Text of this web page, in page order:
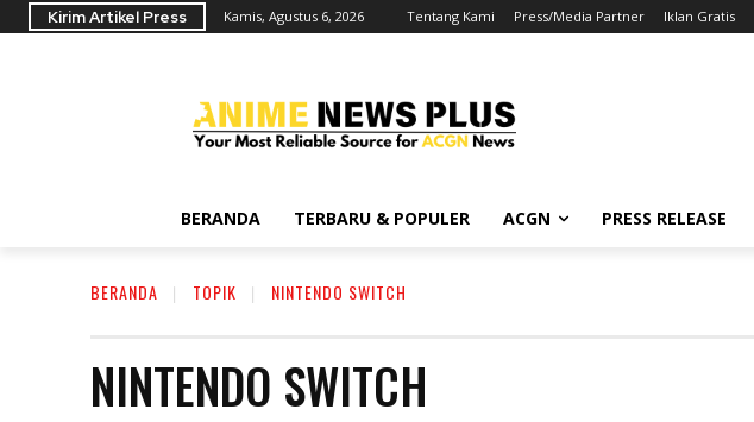
Kirim Artikel Press Kamis, Agustus 6, 2026 Tentang Kami Press/Media Partner Iklan Gratis
BERANDA TERBARU & POPULER ACGN PRESS RELEASE
BERANDA TOPIK NINTENDO SWITCH
NINTENDO SWITCH